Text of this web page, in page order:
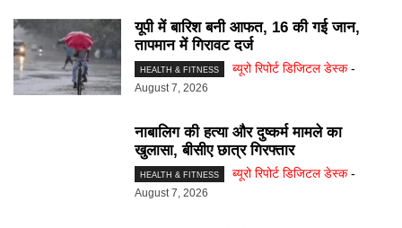
यूपी में बारिश बनी आफत, 16 की गई जान,
तापमान में गिरावट दर्ज
HEALTH & FITNESS ब्यूरो रिपोर्ट डिजिटल डेस्क -
August 7, 2026
नाबालिग की हत्या और दुष्कर्म मामले का
खुलासा, बीसीए छात्र गिरफ्तार
HEALTH & FITNESS ब्यूरो रिपोर्ट डिजिटल डेस्क -
August 7, 2026